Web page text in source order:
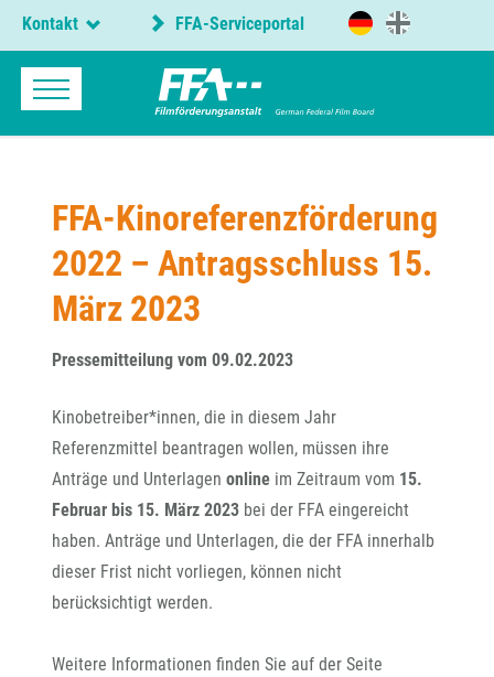
Kontakt FFA-Serviceportal
FFA-Kinoreferenzförderung
2022 – Antragsschluss 15.
März 2023
Pressemitteilung vom 09.02.2023
Kinobetreiber*innen, die in diesem Jahr
Referenzmittel beantragen wollen, müssen ihre
Anträge und Unterlagen online im Zeitraum vom 15.
Februar bis 15. März 2023 bei der FFA eingereicht
haben. Anträge und Unterlagen, die der FFA innerhalb
dieser Frist nicht vorliegen, können nicht
berücksichtigt werden.
Weitere Informationen finden Sie auf der Seite